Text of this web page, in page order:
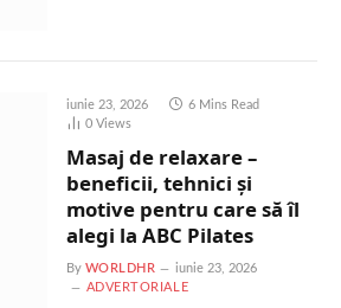
iunie 23, 2026
6 Mins Read
0 Views
Masaj de relaxare –
beneficii, tehnici și
motive pentru care să îl
alegi la ABC Pilates
By WORLDHR
iunie 23, 2026
ADVERTORIALE